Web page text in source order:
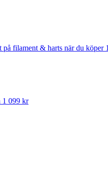
på filament & harts när du köper
1 099 kr